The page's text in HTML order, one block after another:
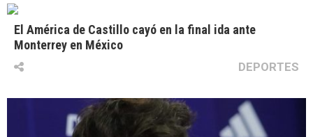
El América de Castillo cayó en la final ida ante
Monterrey en México
DEPORTES